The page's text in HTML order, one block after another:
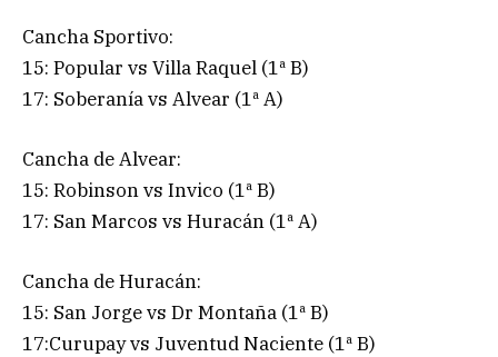
Cancha Sportivo:
15: Popular vs Villa Raquel (1ª B)
17: Soberanía vs Alvear (1ª A)
Cancha de Alvear:
15: Robinson vs Invico (1ª B)
17: San Marcos vs Huracán (1ª A)
Cancha de Huracán:
15: San Jorge vs Dr Montaña (1ª B)
17:Curupay vs Juventud Naciente (1ª B)